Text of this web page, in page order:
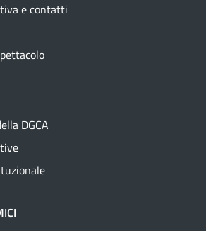
e contatti
DGCA